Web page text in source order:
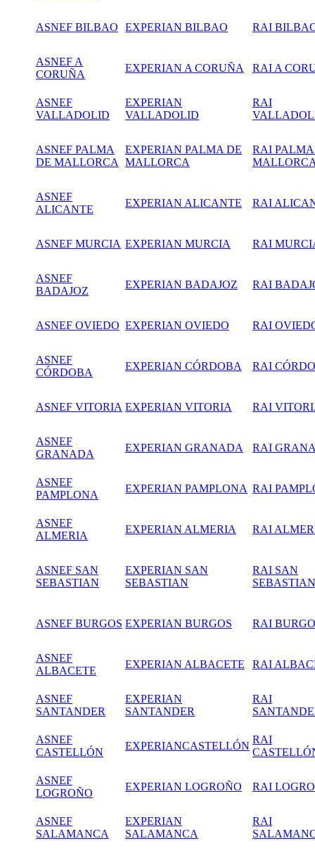
ASNEF BILBAO EXPERIAN BILBAO RAI
ASNEF A
CORUÑA
EXPERIAN A CORUÑA RAI A
ASNEF
VALLADOLID
EXPERIAN
VALLADOLID
RAI
ASNEF PALMA
DE MALLORCA
EXPERIAN PALMA DE
MALLORCA
RAI
ASNEF
ALICANTE
EXPERIAN ALICANTE RAI
ASNEF MURCIA EXPERIAN MURCIA RAI
ASNEF
BADAJOZ
EXPERIAN BADAJOZ RAI
ASNEF OVIEDO EXPERIAN OVIEDO RAI
ASNEF
CÓRDOBA
EXPERIAN CÓRDOBA RAI
ASNEF VITORIA EXPERIAN VITORIA RAI
ASNEF
GRANADA
EXPERIAN GRANADA RAI
ASNEF
PAMPLONA
EXPERIAN PAMPLONA RAI
ASNEF
ALMERIA
EXPERIAN ALMERIA RAI
ASNEF SAN
SEBASTIAN
EXPERIAN SAN
SEBASTIAN
RAI SAN
SEBASTIAN
ASNEF BURGOS EXPERIAN BURGOS RAI
ASNEF
ALBACETE
EXPERIAN ALBACETE RAI
ASNEF
SANTANDER
EXPERIAN
SANTANDER
RAI
ASNEF
CASTELLÓN
EXPERIANCASTELLÓN
RAI
ASNEF
LOGROÑO
EXPERIAN LOGROÑO RAI
ASNEF
SALAMANCA
EXPERIAN
SALAMANCA
RAI